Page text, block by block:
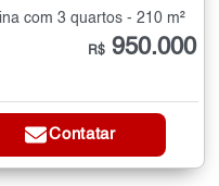
com 3 quartos - 210 m²
R$ 950.000
Contatar